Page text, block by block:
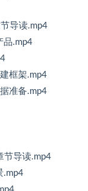
导读.mp4
品.mp4
框架.mp4
准备.mp4
节导读.mp4
.mp4